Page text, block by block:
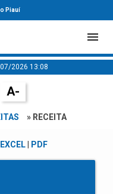
Piauí
2026 13:08
A-
» RECEITA
EXCEL| PDF